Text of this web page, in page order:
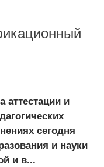
аттестации и
сегодня
и науки
и в...